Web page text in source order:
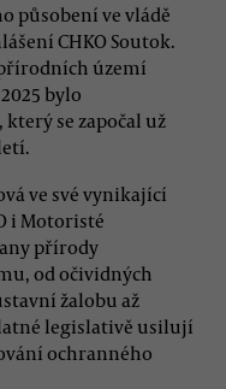
působení ve vládě
CHKO Soutok.
území
bylo
se započal už
ve své vynikající
i Motoristé
přírody
od očividných
žalobu až
legislativě usilují
ochranného